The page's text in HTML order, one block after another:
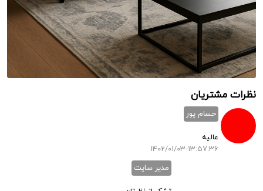
نظرات مشتریان
حسام پور
عالیه
1402/01/03-13:57:36
مدیر سایت